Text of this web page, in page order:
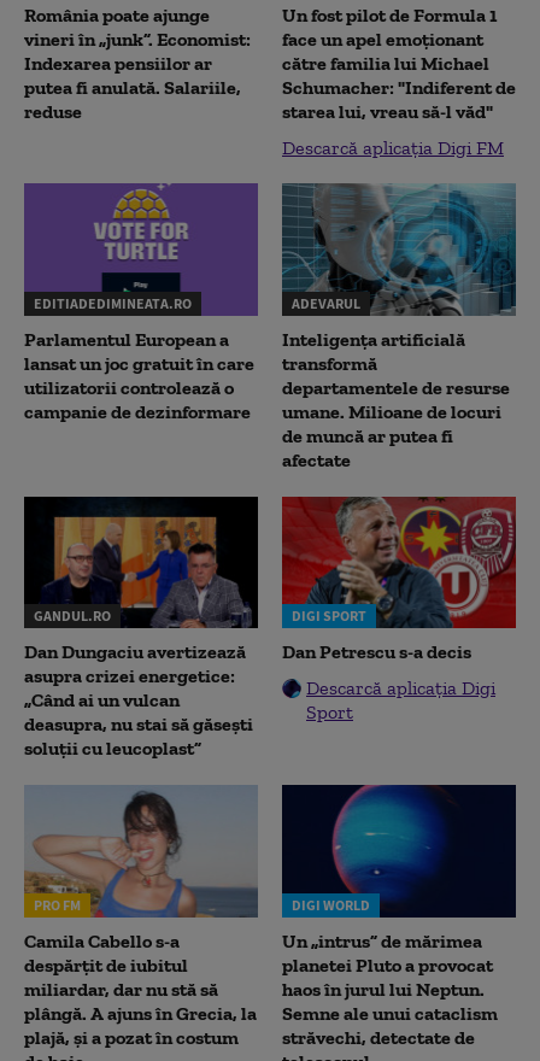
România poate ajunge
vineri în „junk”. Economist:
Indexarea pensiilor ar
putea fi anulată. Salariile,
reduse
Un fost pilot de Formula 1
face un apel emoționant
către familia lui Michael
Schumacher: "Indiferent de
starea lui, vreau să-l văd"
Descarcă aplicația Digi FM
EDITIADEDIMINEATA.RO
Parlamentul European a
lansat un joc gratuit în care
utilizatorii controlează o
campanie de dezinformare
ADEVARUL
Inteligența artificială
transformă
departamentele de resurse
umane. Milioane de locuri
de muncă ar putea fi
afectate
GANDUL.RO
Dan Dungaciu avertizează
asupra crizei energetice:
„Când ai un vulcan
deasupra, nu stai să găsești
soluții cu leucoplast”
DIGI SPORT
Dan Petrescu s-a decis
Descarcă aplicația Digi
Sport
PRO FM
Camila Cabello s-a
despărțit de iubitul
miliardar, dar nu stă să
plângă. A ajuns în Grecia, la
plajă, și a pozat în costum
DIGI WORLD
Un „intrus” de mărimea
planetei Pluto a provocat
haos în jurul lui Neptun.
Semne ale unui cataclism
străvechi, detectate de